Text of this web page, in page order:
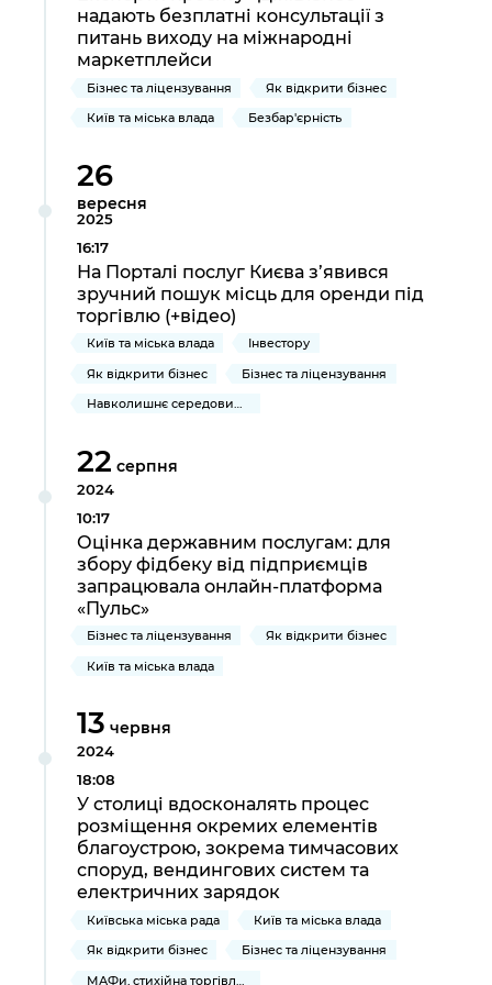
надають безплатні консультації з
питань виходу на міжнародні
маркетплейси
Бізнес та ліцензування
Як відкрити бізнес
Київ та міська влада
Безбар'єрність
26
вересня
2025
16:17
На Порталі послуг Києва з’явився
зручний пошук місць для оренди під
торгівлю (+відео)
Київ та міська влада
Інвестору
Як відкрити бізнес
Бізнес та ліцензування
Навколишнє середовище міста
22 серпня
2024
10:17
Оцінка державним послугам: для
збору фідбеку від підприємців
запрацювала онлайн-платформа
«Пульс»
Бізнес та ліцензування
Як відкрити бізнес
Київ та міська влада
13 червня
2024
18:08
У столиці вдосконалять процес
розміщення окремих елементів
благоустрою, зокрема тимчасових
споруд, вендингових систем та
електричних зарядок
Київська міська рада
Київ та міська влада
Як відкрити бізнес
Бізнес та ліцензування